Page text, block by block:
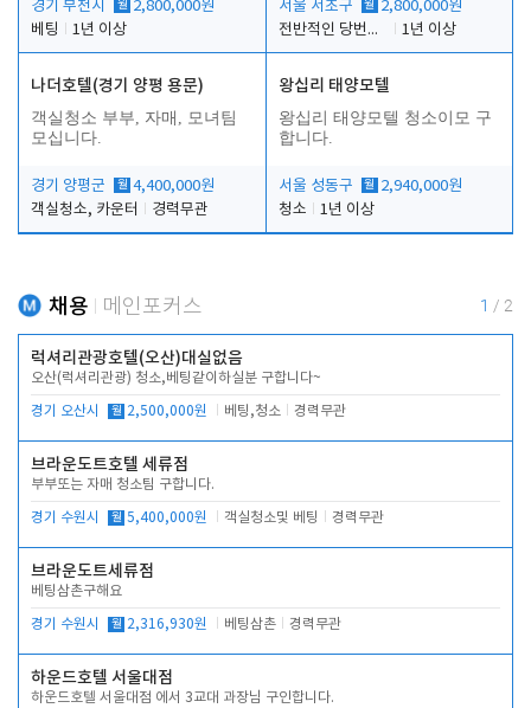
경기 부천시 월 2,800,000원
베팅
1년 이상
서울 서초구 월 2,800,000원
전반적인 당번업무
1년 이상
나더호텔(경기 양평 용문)
객실청소 부부, 자매, 모녀팀
모십니다.
경기 양평군 월 4,400,000원
객실청소, 카운터
경력무관
왕십리 태양모텔
왕십리 태양모텔 청소이모 구
합니다.
서울 성동구 월 2,940,000원
청소
1년 이상
채용 메인포커스 1 / 2
럭셔리관광호텔(오산)대실없음
오산(럭셔리관광) 청소,베팅같이하실분 구합니다~
경기 오산시 월 2,500,000원 베팅,청소 경력무관
브라운도트호텔 세류점
부부또는 자매 청소팀 구합니다.
경기 수원시 월 5,400,000원 객실청소및 베팅 경력무관
브라운도트세류점
베팅삼촌구해요
경기 수원시 월 2,316,930원 베팅삼촌 경력무관
하운드호텔 서울대점
하운드호텔 서울대점 에서 3교대 과장님 구인합니다.